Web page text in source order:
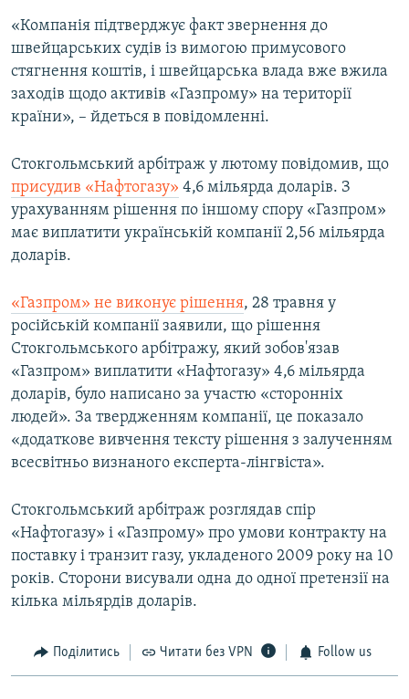
«Компанія підтверджує факт звернення до
швейцарських судів із вимогою примусового
стягнення коштів, і швейцарська влада вже вжила
заходів щодо активів «Газпрому» на території
країни», – йдеться в повідомленні.
Стокгольмський арбітраж у лютому повідомив, що
присудив «Нафтогазу» 4,6 мільярда доларів. З
урахуванням рішення по іншому спору «Газпром»
має виплатити українській компанії 2,56 мільярда
доларів.
«Газпром» не виконує рішення, 28 травня у
російській компанії заявили, що рішення
Стокгольмського арбітражу, який зобов'язав
«Газпром» виплатити «Нафтогазу» 4,6 мільярда
доларів, було написано за участю «сторонніх
людей». За твердженням компанії, це показало
«додаткове вивчення тексту рішення з залученням
всесвітньо визнаного експерта-лінгвіста».
Стокгольмський арбітраж розглядав спір
«Нафтогазу» і «Газпрому» про умови контракту на
поставку і транзит газу, укладеного 2009 року на 10
років. Сторони висували одна до одної претензії на
кілька мільярдів доларів.
Поділитись Читати без VPN Follow us